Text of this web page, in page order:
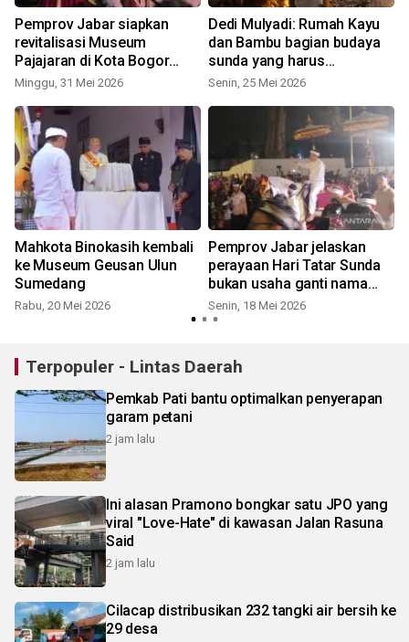
Pemprov Jabar siapkan
revitalisasi Museum
Pajajaran di Kota Bogor
senilai Rp9 miliar
Minggu, 31 Mei 2026
Dedi Mulyadi: Rumah Kayu
dan Bambu bagian budaya
sunda yang harus
dilestarikan
Senin, 25 Mei 2026
Mahkota Binokasih kembali
ke Museum Geusan Ulun
Sumedang
Rabu, 20 Mei 2026
Pemprov Jabar jelaskan
perayaan Hari Tatar Sunda
bukan usaha ganti nama
Jabar
Senin, 18 Mei 2026
Terpopuler - Lintas Daerah
Pemkab Pati bantu optimalkan penyerapan
garam petani
2 jam lalu
Ini alasan Pramono bongkar satu JPO yang
viral "Love-Hate" di kawasan Jalan Rasuna
Said
2 jam lalu
Cilacap distribusikan 232 tangki air bersih ke
29 desa